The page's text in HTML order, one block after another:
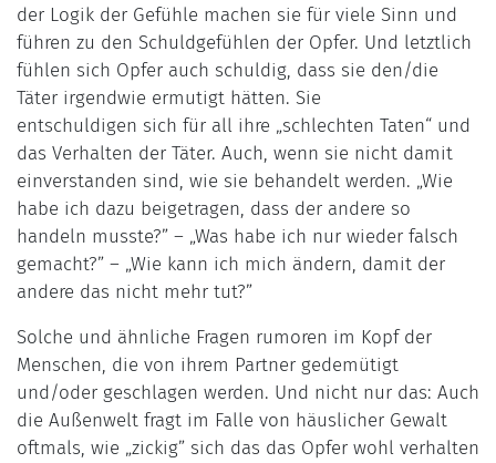
der Logik der Gefühle machen sie für viele Sinn und
führen zu den Schuldgefühlen der Opfer. Und letztlich
fühlen sich Opfer auch schuldig, dass sie den/die
Täter irgendwie ermutigt hätten. Sie
entschuldigen sich für all ihre „schlechten Taten“ und
das Verhalten der Täter. Auch, wenn sie nicht damit
einverstanden sind, wie sie behandelt werden. „Wie
habe ich dazu beigetragen, dass der andere so
handeln musste?” – „Was habe ich nur wieder falsch
gemacht?” – „Wie kann ich mich ändern, damit der
andere das nicht mehr tut?”
Solche und ähnliche Fragen rumoren im Kopf der
Menschen, die von ihrem Partner gedemütigt
und/oder geschlagen werden. Und nicht nur das: Auch
die Außenwelt fragt im Falle von häuslicher Gewalt
oftmals, wie „zickig” sich das das Opfer wohl verhalten